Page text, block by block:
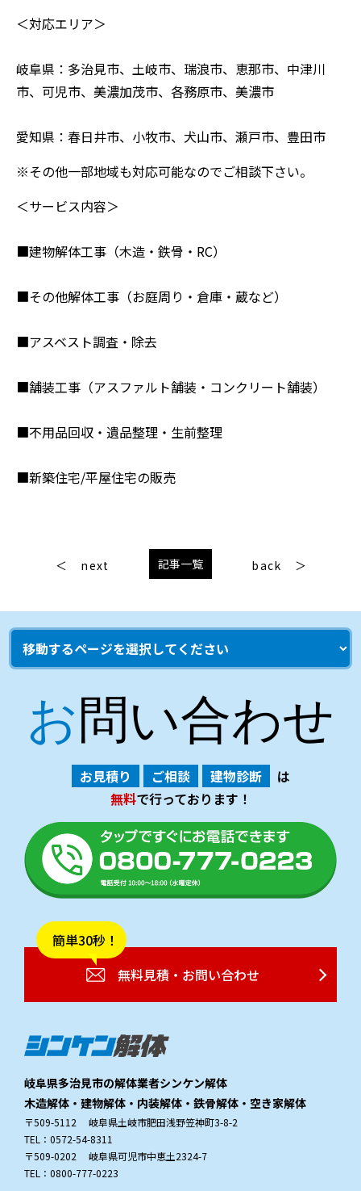
＜対応エリア＞
岐阜県：多治見市、土岐市、瑞浪市、恵那市、中津川
市、可児市、美濃加茂市、各務原市、美濃市
愛知県：春日井市、小牧市、犬山市、瀬戸市、豊田市
※その他一部地域も対応可能なのでご相談下さい。
＜サービス内容＞
■建物解体工事（木造・鉄骨・RC）
■その他解体工事（お庭周り・倉庫・蔵など）
■アスベスト調査・除去
■舗装工事（アスファルト舗装・コンクリート舗装）
■不用品回収・遺品整理・生前整理
■新築住宅/平屋住宅の販売
next 記事一覧 back
お問い合わせ
お見積り ご相談 建物診断
は
無料で行っております！
簡単30秒！
無料見積・お問い合わせ
岐阜県多治見市の解体業者シンケン解体
木造解体・建物解体・内装解体・鉄骨解体・空き家解体
〒509-5112 岐阜県土岐市肥田浅野笠神町3-8-2
TEL：0572-54-8311
〒509-0202 岐阜県可児市中恵土2324-7
TEL：0800-777-0223